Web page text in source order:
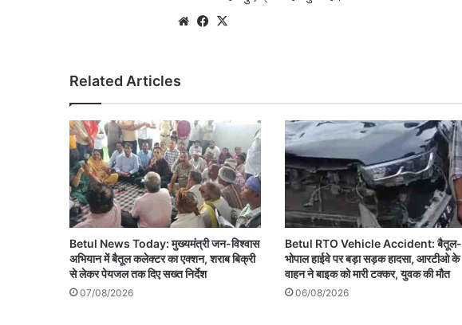
WebsiteFacebook
Related Articles
Betul News Today: मुख्यमंत्री जन-विश्वास
अभियान में बैतूल कलेक्टर का एक्शन, शराब बिक्री
से लेकर पेयजल तक दिए सख्त निर्देश
07/08/2026
Betul RTO Vehicle Accident: बैतूल-
भोपाल हाईवे पर बड़ा सड़क हादसा, आरटीओ के
वाहन ने बाइक को मारी टक्कर, युवक की मौत
06/08/2026